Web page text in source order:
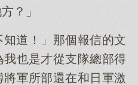
？」
知道！」那個報信的文
也是才從支隊總部得
軍所部還在和日軍激